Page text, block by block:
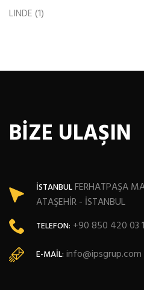
LINDE(1)
BİZE ULAŞIN
İSTANBULFERHATPAŞA
ATAŞEHİR - İSTANBUL
TELEFON: +90 850 420 03
E-MAIL: info@ipsgrup.com